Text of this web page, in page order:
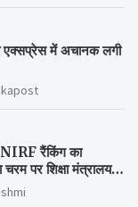
एक्सप्रेस में अचानक लगी
रैंकिंग का
पर शिक्षा मंत्रालय